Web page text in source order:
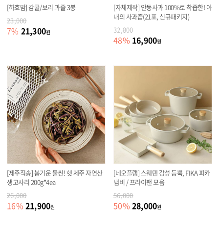
[하효맘] 감귤/보리 과즐 3봉
23,000
7% 21,300원
[자체제작] 안동사과 100%로 착즙한! 아
내의 사과즙(21포, 신규패키지)
32,800
48% 16,900원
[제주직송] 봄기운 물씬! 햇 제주 자연산
생고사리 200g*4ea
26,000
16% 21,900원
[네오플램] 스웨덴 감성 듬뿍, FIKA 피카
냄비 / 프라이팬 모음
56,000
50% 28,000원